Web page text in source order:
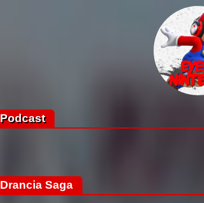
Podcast
Drancia Saga